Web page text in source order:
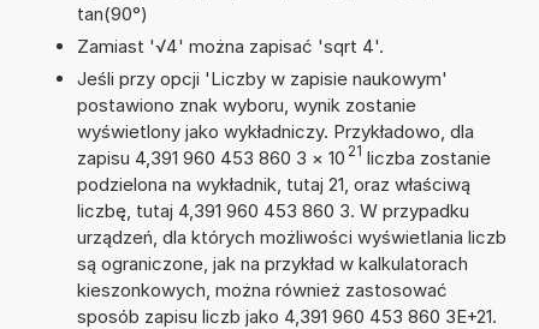
tan(90°)
Zamiast '√4' można zapisać 'sqrt 4'.
Jeśli przy opcji 'Liczby w zapisie naukowym'
postawiono znak wyboru, wynik zostanie
wyświetlony jako wykładniczy. Przykładowo, dla
zapisu 4,391 960 453 860 3 × 10 21 liczba zostanie
podzielona na wykładnik, tutaj 21, oraz właściwą
liczbę, tutaj 4,391 960 453 860 3. W przypadku
urządzeń, dla których możliwości wyświetlania liczb
są ograniczone, jak na przykład w kalkulatorach
kieszonkowych, można również zastosować
sposób zapisu liczb jako 4,391 960 453 860 3E+21.